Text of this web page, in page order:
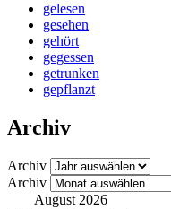
gelesen
gesehen
gehört
gegessen
getrunken
gepflanzt
Archiv
Archiv
Archiv
August 2026